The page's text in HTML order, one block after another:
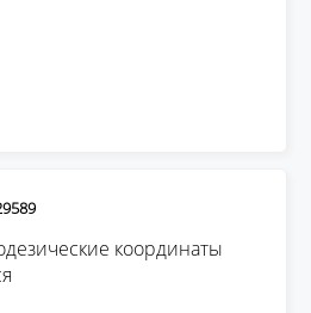
координаты